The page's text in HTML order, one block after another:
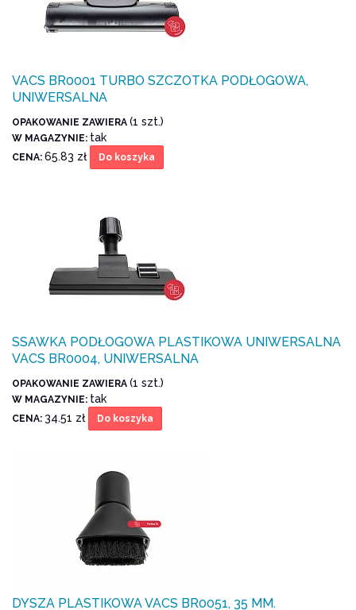
VACS BR0001 TURBO SZCZOTKA PODŁOGOWA,
UNIWERSALNA
OPAKOWANIE ZAWIERA (1 szt.)
W MAGAZYNIE: tak
CENA: 65.83 zł Do koszyka
SSAWKA PODŁOGOWA PLASTIKOWA UNIWERSALNA
VACS BR0004, UNIWERSALNA
OPAKOWANIE ZAWIERA (1 szt.)
W MAGAZYNIE: tak
CENA: 34.51 zł Do koszyka
DYSZA PLASTIKOWA VACS BR0051, 35 MM.